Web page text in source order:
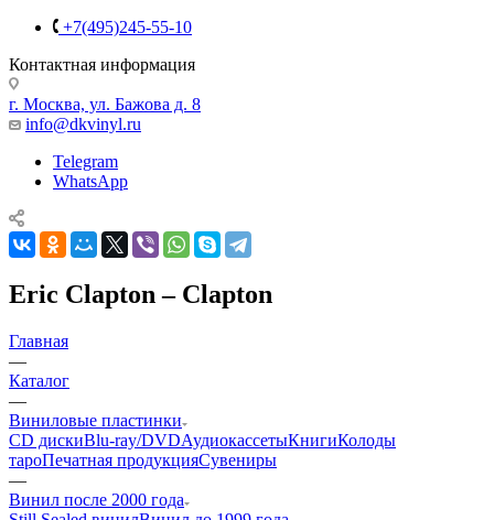
+7(495)245-55-10
Контактная информация
г. Москва, ул. Бажова д. 8
info@dkvinyl.ru
Telegram
WhatsApp
Eric Clapton – Clapton
Главная
—
Каталог
—
Виниловые пластинки
CD дискиBlu-ray/DVDАудиокассетыКнигиКолоды
тароПечатная продукцияСувениры
—
Винил после 2000 года